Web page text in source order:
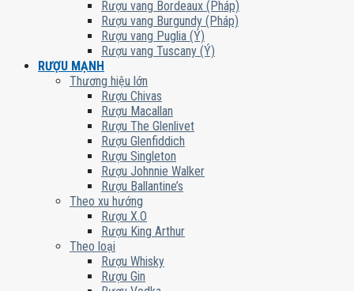
Rượu vang Bordeaux (Pháp)
Rượu vang Burgundy (Pháp)
Rượu vang Puglia (Ý)
Rượu vang Tuscany (Ý)
RƯỢU MẠNH
Thương hiệu lớn
Rượu Chivas
Rượu Macallan
Rượu The Glenlivet
Rượu Glenfiddich
Rượu Singleton
Rượu Johnnie Walker
Rượu Ballantine’s
Theo xu hướng
Rượu X.O
Rượu King Arthur
Theo loại
Rượu Whisky
Rượu Gin